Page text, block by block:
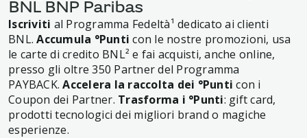
BNL BNP Paribas
Iscriviti al Programma Fedeltà¹ dedicato ai clienti
BNL.Accumula °Punti con le nostre promozioni, usa
le carte di credito BNL² e fai acquisti, anche online,
presso gli oltre 350 Partner del Programma
PAYBACK.Accelera la raccolta dei °Punti con i
Coupon dei Partner. Trasforma i °Punti: gift card,
prodotti tecnologici dei migliori brand o magiche
esperienze.